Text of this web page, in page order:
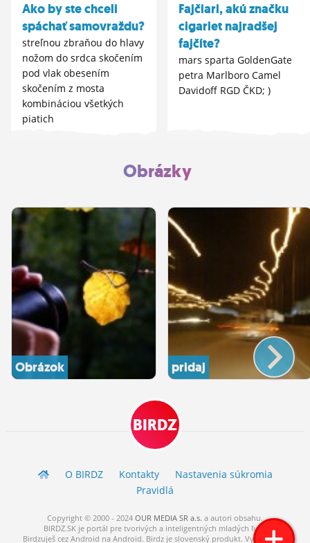
Ako by ste chceli
spáchať samovraždu?
streľnou zbraňou do hlavy
nožom do srdca skočením
pod vlak obesením
skočením z mosta
kombináciou všetkých
piatich
Fajčiari, akú značku
cigariet najradšej
fajčíte?
mars sparta GoldenGate
petra Marlboro Camel
Davidoff RGD ČKD; )
Obrázky
Obrázok pridaj
BIRDZ
O BIRDZ Kontakty
Nastavenia súkromia
Pravidlá
Copyright © 2000 - 2024 OUR MEDIA SR a.s. a autori obsahu.
BIRDZ.SK je portál pre tvorivých a inteligentných mladých ľudí.
Birdzuješ cez Android na Android. Birdz je slovenský produkt. Vytvorené s